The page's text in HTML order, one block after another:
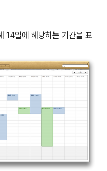
14일에 해당하는 기간을 표